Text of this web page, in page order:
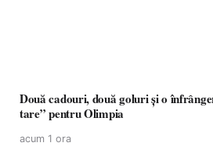
Două cadouri, două goluri și o
tare” pentru Olimpia
acum 1 ora